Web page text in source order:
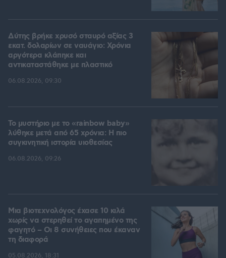
Δύτης βρήκε χρυσό σταυρό αξίας 3
εκατ. δολαρίων σε ναυάγιο: Χρόνια
αργότερα κλάπηκε και
αντικαταστάθηκε με πλαστικό
06.08.2026, 09:30
Το μυστήριο με το «rainbow baby»
λύθηκε μετά από 65 χρόνια: Η πιο
συγκινητική ιστορία υιοθεσίας
06.08.2026, 09:26
Μια βιοτεχνολόγος έχασε 10 κιλά
χωρίς να στερηθεί το αγαπημένο της
φαγητό – Οι 8 συνήθειες που έκαναν
τη διαφορά
05.08.2026, 18:31